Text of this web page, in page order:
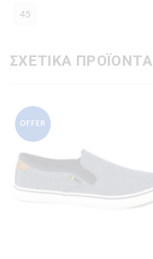
45
ΣΧΕΤΙΚΑ ΠΡΟΪΟΝΤΑ
OFFER